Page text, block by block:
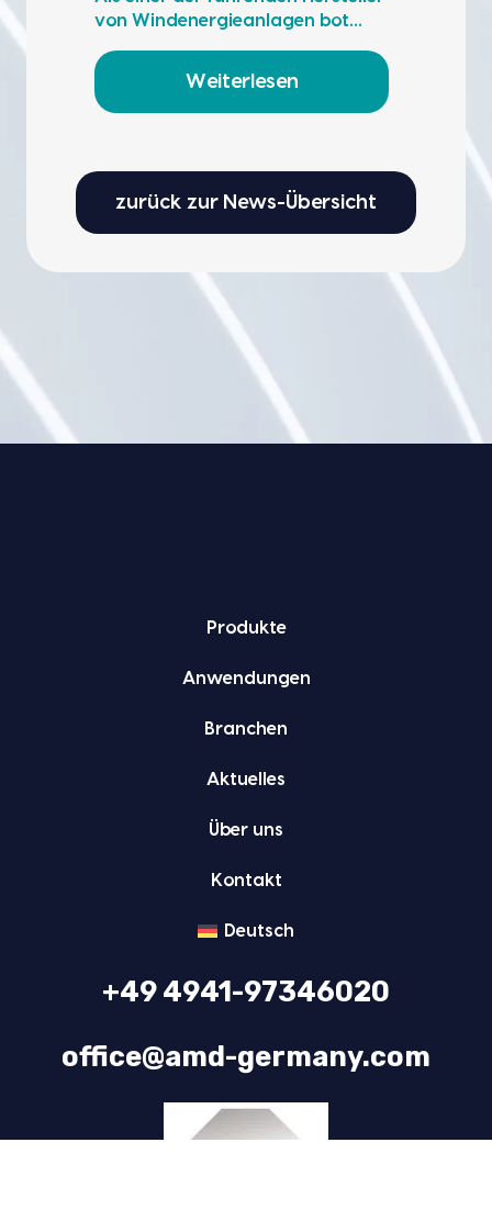
von Wind­ener­gie­an­la­gen bot…
Weiterlesen
zurück zur News-Übersicht
Pro­duk­te
Anwen­dun­gen
Bran­chen
Aktu­el­les
Über uns
Kon­takt
Deutsch
+49 4941-97346020
office@amd-germany.com